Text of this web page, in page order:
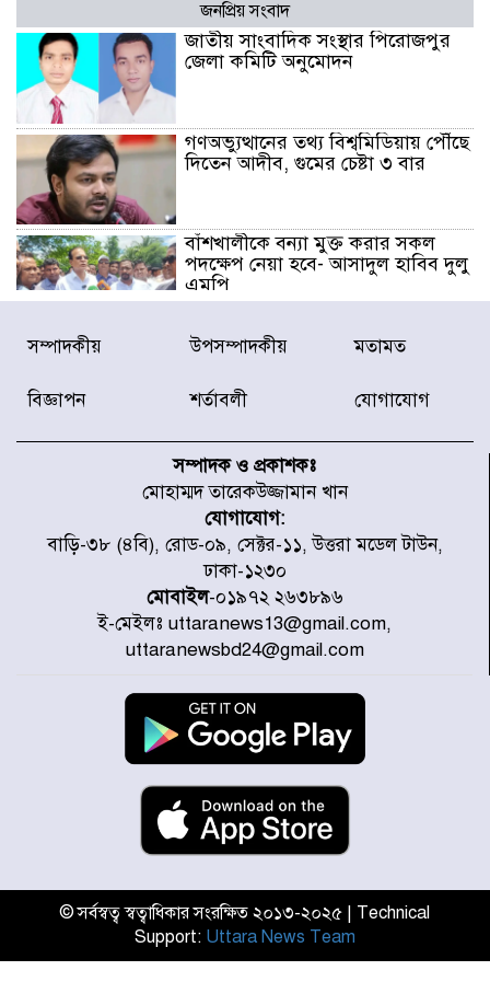
জনপ্রিয় সংবাদ
জাতীয় সাংবাদিক সংস্থার পিরোজপুর
জেলা কমিটি অনুমোদন
গণঅভ্যুত্থানের তথ্য বিশ্বমিডিয়ায় পৌঁছে
দিতেন আদীব, গুমের চেষ্টা ৩ বার
বাঁশখালীকে বন্যা মুক্ত করার সকল
পদক্ষেপ নেয়া হবে- আসাদুল হাবিব দুলু
এমপি
বিদ্যুৎ-জ্বালানি খাতে অস্থিরতা তৈরির
টাইফুন ‘ডলফিনের’ আঘাতে জাপানে
৫ আহত, চীনে বন্দর বন্ধ
চিকিৎসা খাতে জিডিপির ৫ শতাংশ
বরাদ্দের ঘোষণা স্থানীয় সরকার মন্ত্রীর
জুলাই জাদুঘর ঘুরে দেখলেন এনসিপি
যুক্তরাষ্ট্রে দাবানল নেভাতে গিয়ে
হেলিকপ্টার বিধ্বস্ত, নিহত ১
মজুদদারের সর্বোচ্চ শাস্তি মৃত্যুদণ্ড, তাই
আন্তর্জাতিক আদিবাসী দিবস: রাষ্ট্রের
সম্পাদকীয় উপসম্পাদকীয় মতামত
বিজ্ঞাপন শর্তাবলী যোগাযোগ
সম্পাদক ও প্রকাশকঃ
মোহাম্মদ তারেকউজ্জামান খান
যোগাযোগ:
বাড়ি-৩৮ (৪বি), রোড-০৯, সেক্টর-১১, উত্তরা মডেল টাউন,
ঢাকা-১২৩০
মোবাইল-০১৯৭২ ২৬৩৮৯৬
ই-মেইলঃ uttaranews13@gmail.com,
uttaranewsbd24@gmail.com
© সর্বস্বত্ব স্বত্বাধিকার সংরক্ষিত ২০১৩-২০২৫ | Technical
Support: Uttara News Team